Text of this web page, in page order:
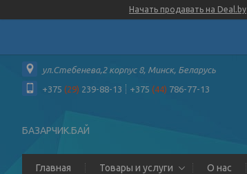
Начать продавать на Deal.by
ул.Стебенева,2 корпус 8, Минск, Беларусь
+375 (29) 239-88-13 +375 (44) 786-77-13
БАЗАРЧИК.БАЙ
Главная Товары и услуги О нас